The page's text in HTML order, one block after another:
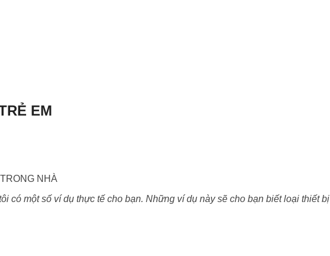
EM
NHÀ
có một số ví dụ thực tế cho bạn. Những ví dụ này sẽ cho bạn biết loại thiết bị